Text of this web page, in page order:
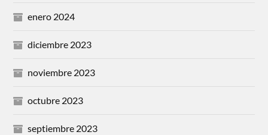
enero 2024
diciembre 2023
noviembre 2023
octubre 2023
septiembre 2023